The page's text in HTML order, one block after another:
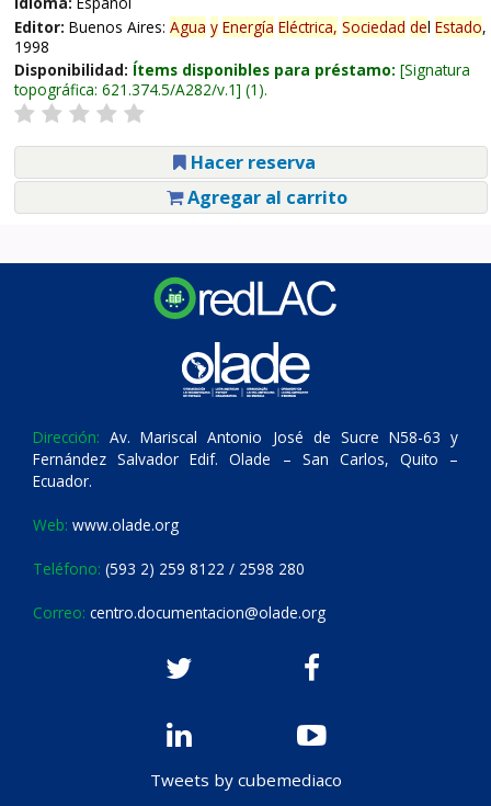
Editor: Buenos Aires: Agua y Energía Eléctrica, Sociedad del Estado,
1998
Disponibilidad: Ítems disponibles para préstamo: Signatura
topográfica: 621.374.5/A282/v.1 (1).
Hacer reserva
Agregar al carrito
Dirección: Av. Mariscal Antonio José de Sucre N58-63 y
Fernández Salvador Edif. Olade – San Carlos, Quito –
Ecuador.
Web: www.olade.org
Teléfono: (593 2) 259 8122 / 2598 280
Correo: centro.documentacion@olade.org
Tweets by cubemediaco